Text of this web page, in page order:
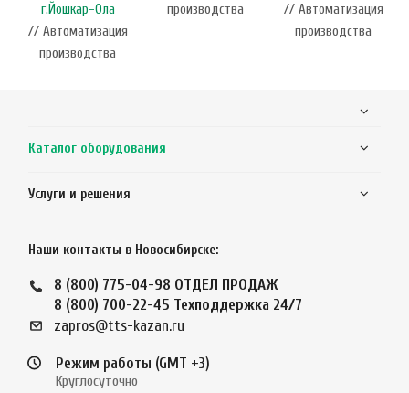
г.Йошкар-Ола
// Автоматизация
производства
производства
// Автоматизация
производства
Каталог оборудования
Услуги и решения
Наши контакты в Новосибирске:
8 (800) 775-04-98 ОТДЕЛ ПРОДАЖ
8 (800) 700-22-45 Техподдержка 24/7
zapros@tts-kazan.ru
Режим работы (GMT +3)
Круглосуточно